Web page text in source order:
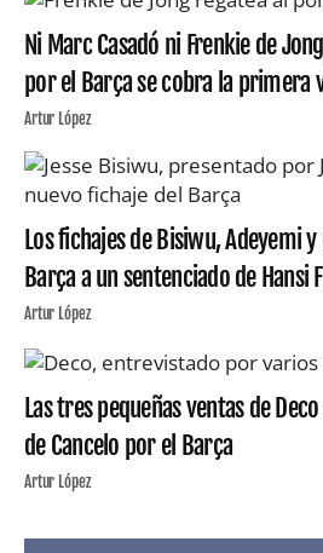
Ni Marc Casadó ni Frenkie de
por el Barça se cobra la primera
Artur López
Los fichajes de Bisiwu, Adeyemi
Barça a un sentenciado de Hansi
Artur López
Las tres pequeñas ventas de
de Cancelo por el Barça
Artur López